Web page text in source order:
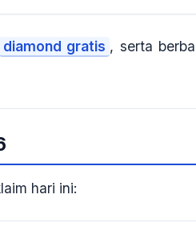
diamond gratis , serta
hari ini: